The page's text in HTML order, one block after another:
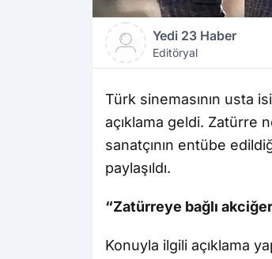
Yedi 23 Haber
Editöryal
Türk sinemasının usta
açıklama geldi. Zatürre
sanatçının entübe
paylaşıldı.
“Zatürreye bağlı
Konuyla ilgili açıklama